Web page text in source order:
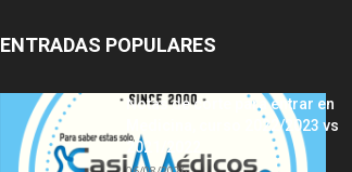
ENTRADAS POPULARES
Notas de corte para entrar en
Medicina, curso 2022/2023 vs
2021/2022